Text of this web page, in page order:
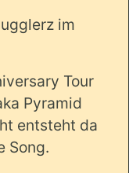
im
Tour
Pyramid
entsteht da
Song.